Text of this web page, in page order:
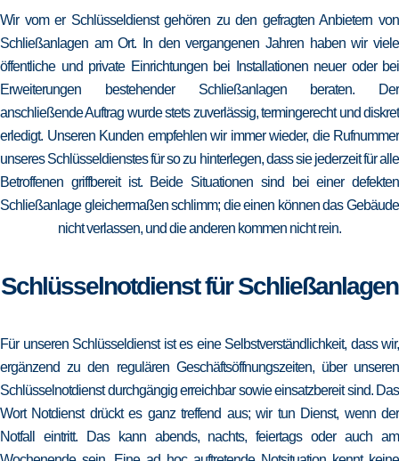
Wir vom er Schlüsseldienst gehören zu den gefragten Anbietern von
Schließanlagen am Ort. In den vergangenen Jahren haben wir viele
öffentliche und private Einrichtungen bei Installationen neuer oder bei
Erweiterungen bestehender Schließanlagen beraten. Der
anschließende Auftrag wurde stets zuverlässig, termingerecht und diskret
erledigt. Unseren Kunden empfehlen wir immer wieder, die Rufnummer
unseres Schlüsseldienstes für so zu hinterlegen, dass sie jederzeit für alle
Betroffenen griffbereit ist. Beide Situationen sind bei einer defekten
Schließanlage gleichermaßen schlimm; die einen können das Gebäude
nicht verlassen, und die anderen kommen nicht rein.
Schlüsselnotdienst für Schließanlagen
Für unseren Schlüsseldienst ist es eine Selbstverständlichkeit, dass wir,
ergänzend zu den regulären Geschäftsöffnungszeiten, über unseren
Schlüsselnotdienst durchgängig erreichbar sowie einsatzbereit sind. Das
Wort Notdienst drückt es ganz treffend aus; wir tun Dienst, wenn der
Notfall eintritt. Das kann abends, nachts, feiertags oder auch am